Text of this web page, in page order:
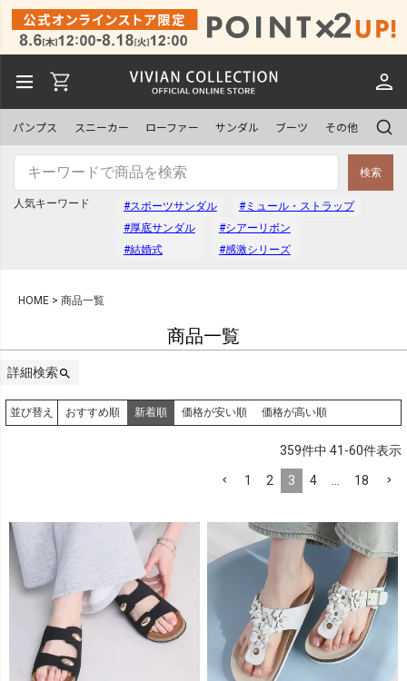
パンプス スニーカー ローファー サンダル ブーツ その他
検索
人気キーワード #スポーツサンダル
#ミュール・ストラップ
#厚底サンダル
#シアーリボン
#結婚式
#感激シリーズ
HOME 商品一覧
商品一覧
詳細検索
予約商品
並び順
新着順
価格が安い順 価格が高い順
検索
並び替え おすすめ順 新着順 価格が安い順 価格が高い順
359件中 41 -60件表示
1 2 3 4 18